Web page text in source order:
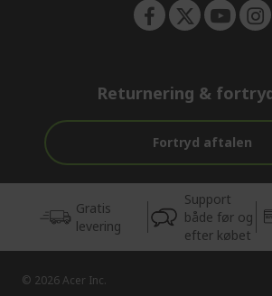
Returnering &
Fortryd aftalen
Gratis
levering
Support
både før og
efter købet
© 2026 Acer Inc.